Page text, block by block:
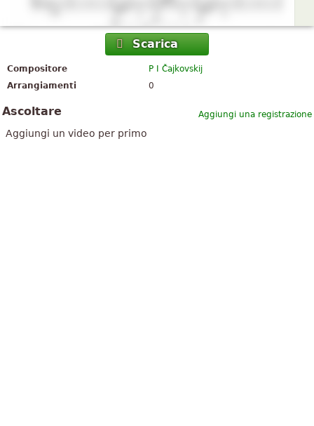
Scarica
Compositore
P I Čajkovskij
Arrangiamenti
0
Aggiungi una registrazione
Ascoltare
Aggiungi un video per primo